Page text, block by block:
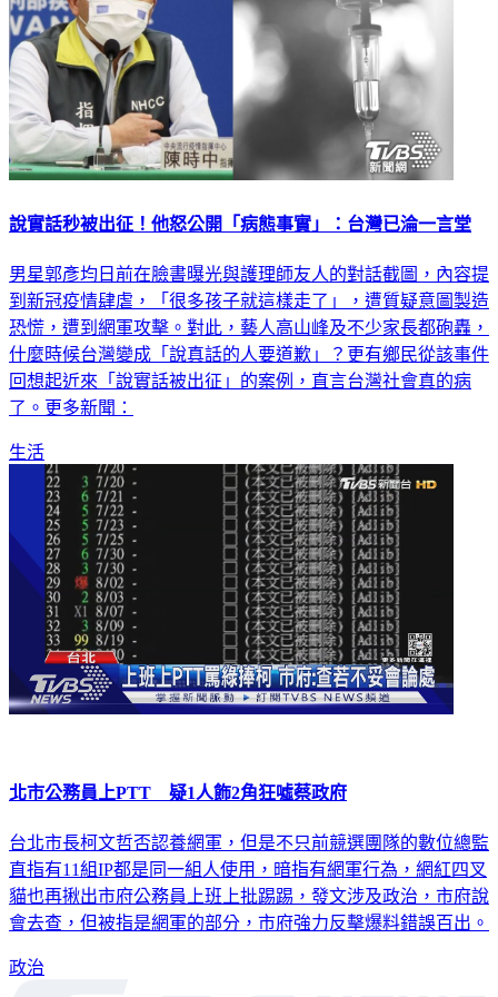
說實話秒被出征！他怒公開「病態事實」：台灣已淪一言堂
男星郭彥均日前在臉書曝光與護理師友人的對話截圖，內容提
到新冠疫情肆虐，「很多孩子就這樣走了」，遭質疑意圖製造
恐慌，遭到網軍攻擊。對此，藝人高山峰及不少家長都砲轟，
什麼時候台灣變成「說真話的人要道歉」？更有鄉民從該事件
回想起近來「說實話被出征」的案例，直言台灣社會真的病
了。更多新聞：
生活
北市公務員上PTT 疑1人飾2角狂噓蔡政府
台北市長柯文哲否認養網軍，但是不只前競選團隊的數位總監
直指有11組IP都是同一組人使用，暗指有網軍行為，網紅四叉
貓也再揪出市府公務員上班上批踢踢，發文涉及政治，市府說
會去查，但被指是網軍的部分，市府強力反擊爆料錯誤百出。
政治